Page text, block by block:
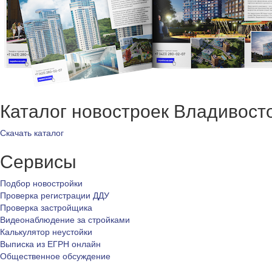
Каталог новостроек
Скачать каталог
Сервисы
Подбор новостройки
Проверка регистрации ДДУ
Проверка застройщика
Видеонаблюдение за стройками
Калькулятор неустойки
Выписка из ЕГРН онлайн
Общественное обсуждение